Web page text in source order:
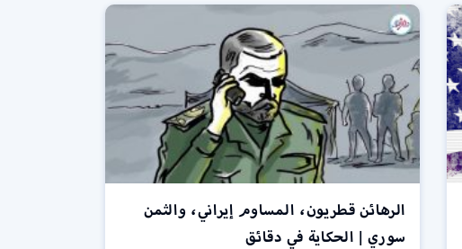
الرهائن قطريون، المساوم إيراني، والثمن
سوري | الحكاية في دقائق